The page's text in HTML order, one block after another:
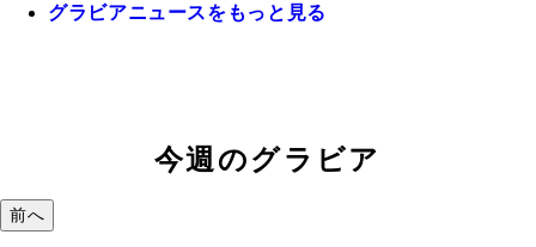
グラビアニュースをもっと見る
今週のグラビア
前へ